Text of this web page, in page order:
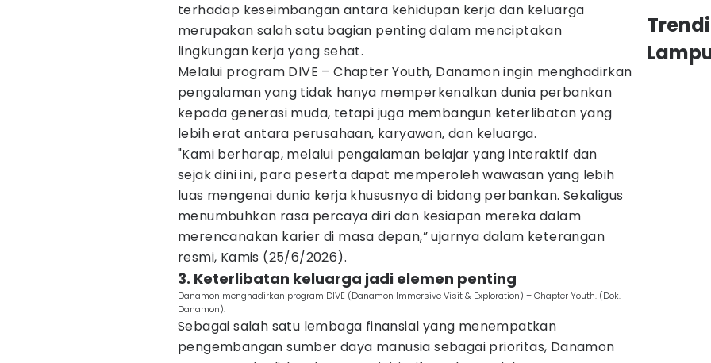
terhadap keseimbangan antara kehidupan kerja dan keluarga
merupakan salah satu bagian penting dalam menciptakan
lingkungan kerja yang sehat.
Melalui program DIVE – Chapter Youth, Danamon ingin menghadirkan
pengalaman yang tidak hanya memperkenalkan dunia perbankan
kepada generasi muda, tetapi juga membangun keterlibatan yang
lebih erat antara perusahaan, karyawan, dan keluarga.
"Kami berharap, melalui pengalaman belajar yang interaktif dan
sejak dini ini, para peserta dapat memperoleh wawasan yang lebih
luas mengenai dunia kerja khususnya di bidang perbankan. Sekaligus
menumbuhkan rasa percaya diri dan kesiapan mereka dalam
merencanakan karier di masa depan,” ujarnya dalam keterangan
resmi, Kamis (25/6/2026).
3. Keterlibatan keluarga jadi elemen penting
Danamon menghadirkan program DIVE (Danamon Immersive Visit & Exploration) – Chapter Youth. (Dok.
Danamon).
Sebagai salah satu lembaga finansial yang menempatkan
pengembangan sumber daya manusia sebagai prioritas, Danamon